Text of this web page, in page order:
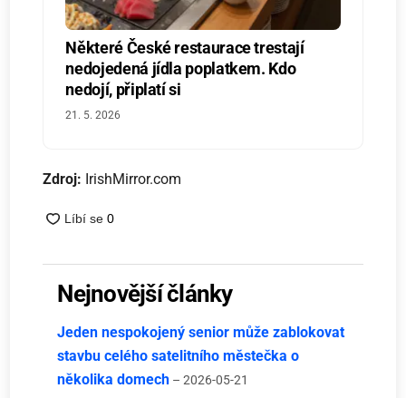
Některé České restaurace trestají
nedojedená jídla poplatkem. Kdo
nedojí, připlatí si
21. 5. 2026
Zdroj: IrishMirror.com
Nejnovější články
Jeden nespokojený senior může zablokovat
stavbu celého satelitního městečka o
několika domech – 2026-05-21